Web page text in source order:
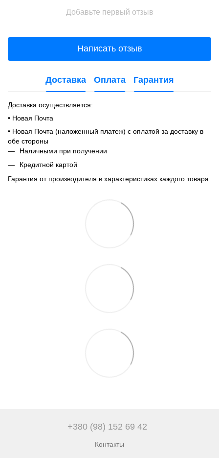
Добавьте первый отзыв
Написать отзыв
Доставка Оплата Гарантия
Доставка осуществляется:
• Новая Почта
• Новая Почта (наложенный платеж) с оплатой за доставку в
обе стороны
Наличными при получении
Кредитной картой
Гарантия от производителя в характеристиках каждого товара.
+380 (98) 152 69 42
Контакты